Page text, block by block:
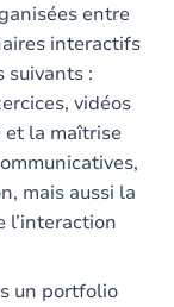
entre
interactifs
suivants :
vidéos
et la maîtrise
mais aussi la
l’interaction
un portfolio